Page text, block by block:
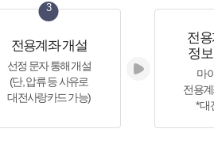
3
전용계좌 개설
선정 문자 통해 개설
(단, 압류 등 사유로
대전사랑카드 가능)
전
정
마
전용
* 대